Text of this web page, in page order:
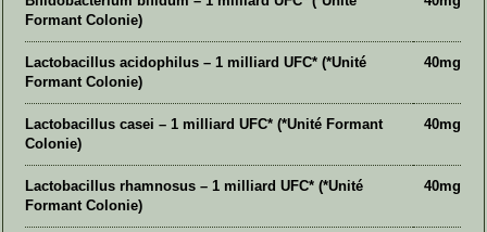
Formant Colonie)
Lactobacillus acidophilus – 1 milliard UFC* (*Unité
Formant Colonie)
40mg
Lactobacillus casei – 1 milliard UFC* (*Unité Formant
Colonie)
40mg
Lactobacillus rhamnosus – 1 milliard UFC* (*Unité
Formant Colonie)
40mg